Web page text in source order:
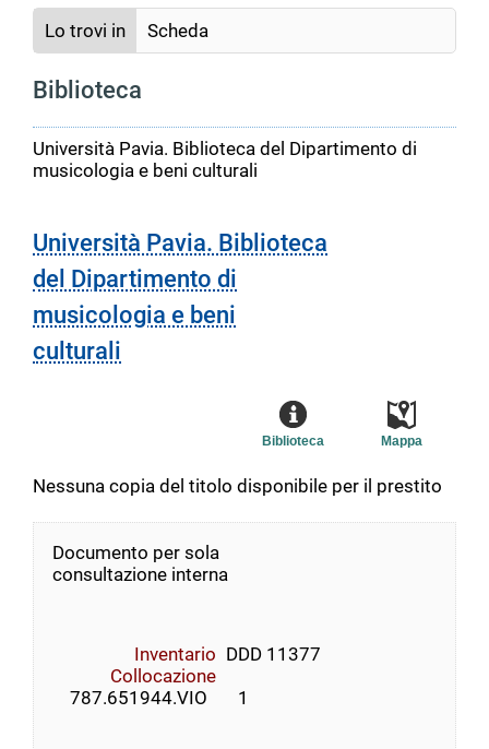
Lo trovi in Scheda
Biblioteca
Università Pavia. Biblioteca del Dipartimento di
musicologia e beni culturali
Università Pavia. Biblioteca
del Dipartimento di
musicologia e beni
culturali
Mappa
Biblioteca
Nessuna copia del titolo disponibile per il prestito
Documento per sola
consultazione interna
Inventario DDD 11377
Collocazione
    787.651944.VIO       1